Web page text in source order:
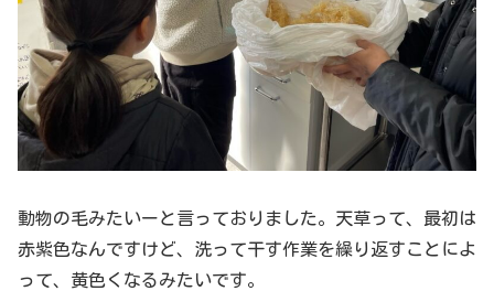
動物の毛みたいーと言っておりました。天草って、最初は
赤紫色なんですけど、洗って干す作業を繰り返すことによ
って、黄色くなるみたいです。